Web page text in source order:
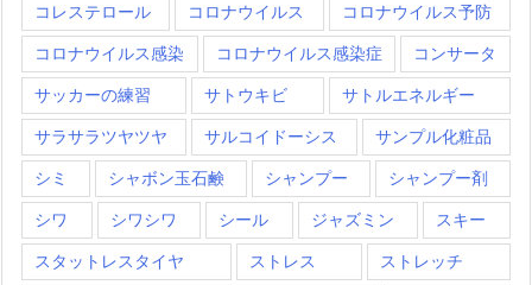
コレステロール コロナウイルス コロナウイルス予防
コロナウイルス感染 コロナウイルス感染症 コンサータ
サッカーの練習 サトウキビ サトルエネルギー
サラサラツヤツヤ サルコイドーシス サンプル化粧品
シミ シャボン玉石鹸 シャンプー シャンプー剤
シワ シワシワ シール ジャズミン スキー
スタットレスタイヤ ストレス ストレッチ